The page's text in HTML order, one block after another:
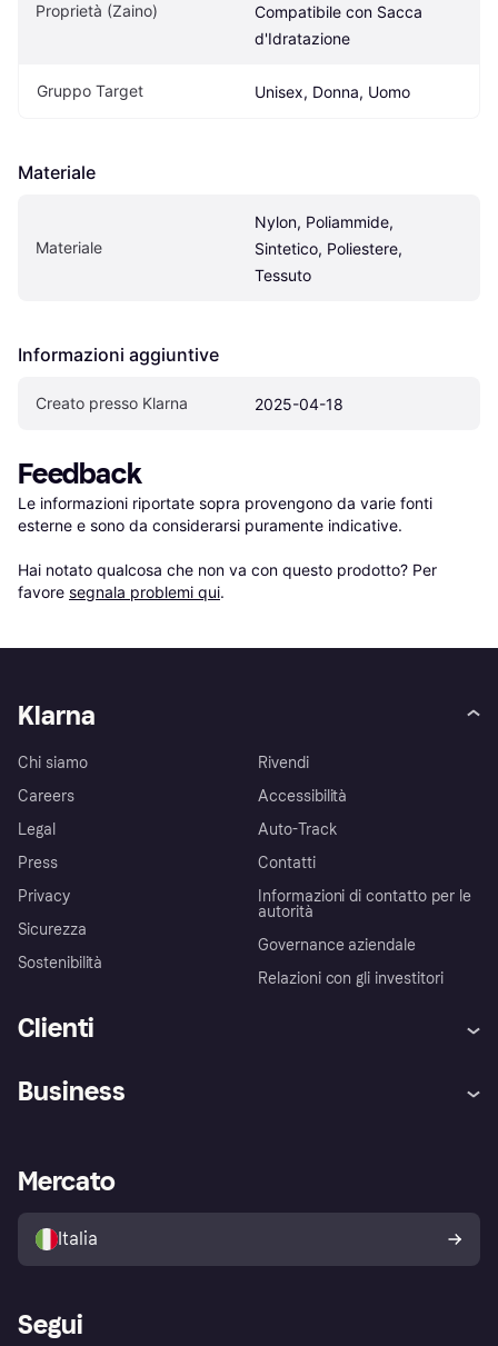
Proprietà (Zaino)
Compatibile con Sacca
d'Idratazione
Gruppo Target Unisex, Donna, Uomo
Materiale
Materiale
Nylon, Poliammide,
Sintetico, Poliestere,
Tessuto
Informazioni aggiuntive
Creato presso Klarna 2025-04-18
Feedback
Le informazioni riportate sopra provengono da varie fonti
esterne e sono da considerarsi puramente indicative.
Hai notato qualcosa che non va con questo prodotto? Per
favore segnala problemi qui.
Klarna
Chi siamo
Careers
Legal
Press
Privacy
Sicurezza
Sostenibilità
Rivendi
Accessibilità
Auto-Track
Contatti
Informazioni di contatto per le
autorità
Governance aziendale
Relazioni con gli investitori
Clienti
Assistenza
Esplora i negozi
Politica di protezione
dell'acquirente Klarna
Business
Accesso aziende
Mercato
Italia
Segui